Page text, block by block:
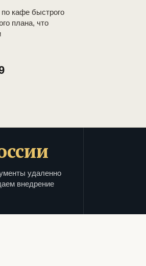
кафе быстрого
плана, что
удаленно
внедрение